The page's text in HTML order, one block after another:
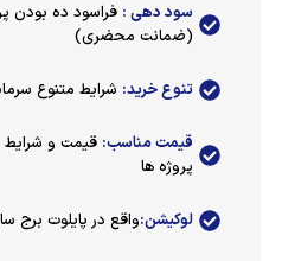
سود دهی : فراسود ده بودن
(ضمانت محضری)
تنوع خرید: شرایط متنوع
قیمت مناسب: قیمت و شرایط
پروژه ها
لوکیشن:واقع در پایلوت برج